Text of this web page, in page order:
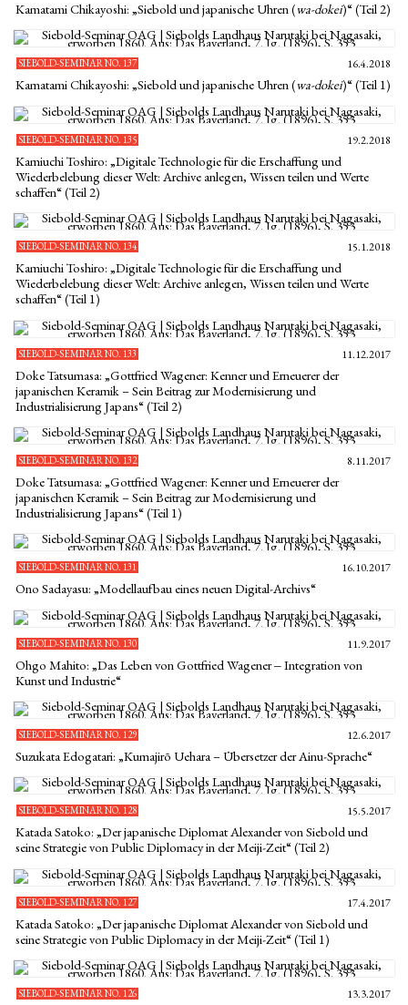
Kamatami Chikayoshi: „Siebold und japanische Uhren (wa-dokei)“ (Teil 2)
SIEBOLD-SEMINAR NO. 137 16.4.2018
Kamatami Chikayoshi: „Siebold und japanische Uhren (wa-dokei)“ (Teil 1)
SIEBOLD-SEMINAR NO. 135 19.2.2018
Kamiuchi Toshiro: „Digitale Technologie für die Erschaffung und
Wiederbelebung dieser Welt: Archive anlegen, Wissen teilen und Werte
schaffen“ (Teil 2)
SIEBOLD-SEMINAR NO. 134 15.1.2018
Kamiuchi Toshiro: „Digitale Technologie für die Erschaffung und
Wiederbelebung dieser Welt: Archive anlegen, Wissen teilen und Werte
schaffen“ (Teil 1)
SIEBOLD-SEMINAR NO. 133 11.12.2017
Doke Tatsumasa: „Gottfried Wagener: Kenner und Erneuerer der
japanischen Keramik – Sein Beitrag zur Modernisierung und
Industrialisierung Japans“ (Teil 2)
SIEBOLD-SEMINAR NO. 132 8.11.2017
Doke Tatsumasa: „Gottfried Wagener: Kenner und Erneuerer der
japanischen Keramik – Sein Beitrag zur Modernisierung und
Industrialisierung Japans“ (Teil 1)
SIEBOLD-SEMINAR NO. 131 16.10.2017
Ono Sadayasu: „Modellaufbau eines neuen Digital-Archivs“
SIEBOLD-SEMINAR NO. 130 11.9.2017
Ohgo Mahito: „Das Leben von Gottfried Wagener ‒ Integration von
Kunst und Industrie“
SIEBOLD-SEMINAR NO. 129 12.6.2017
Suzukata Edogatari: „Kumajirō Uehara – Übersetzer der Ainu-Sprache“
SIEBOLD-SEMINAR NO. 128 15.5.2017
Katada Satoko: „Der japanische Diplomat Alexander von Siebold und
seine Strategie von Public Diplomacy in der Meiji-Zeit“ (Teil 2)
SIEBOLD-SEMINAR NO. 127 17.4.2017
Katada Satoko: „Der japanische Diplomat Alexander von Siebold und
seine Strategie von Public Diplomacy in der Meiji-Zeit“ (Teil 1)
SIEBOLD-SEMINAR NO. 126 13.3.2017